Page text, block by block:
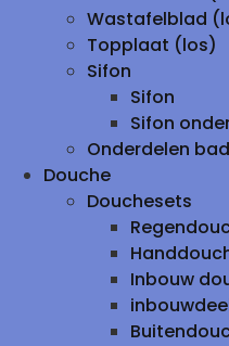
Wastafelblad
Topplaat (los)
Sifon
Sifon
Sifon
Onderdelen
Douche
Douchesets
Inbouw